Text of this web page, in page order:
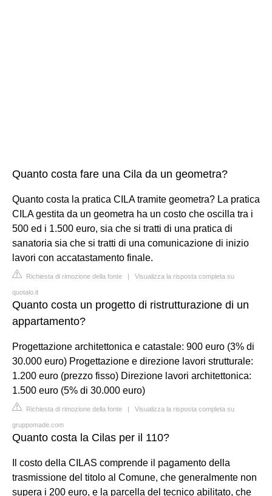
Quanto costa fare una Cila da un geometra?
Quanto costa la pratica CILA tramite geometra? La pratica
CILA gestita da un geometra ha un costo che oscilla tra i
500 ed i 1.500 euro, sia che si tratti di una pratica di
sanatoria sia che si tratti di una comunicazione di inizio
lavori con accatastamento finale.
Richiesta di rimozione della fonte | Visualizza la risposta completa su
quotalo.it
Quanto costa un progetto di ristrutturazione di un
appartamento?
Progettazione architettonica e catastale: 900 euro (3% di
30.000 euro) Progettazione e direzione lavori strutturale:
1.200 euro (prezzo fisso) Direzione lavori architettonica:
1.500 euro (5% di 30.000 euro)
Richiesta di rimozione della fonte | Visualizza la risposta completa su
gruppomade.com
Quanto costa la Cilas per il 110?
Il costo della CILAS comprende il pagamento della
trasmissione del titolo al Comune, che generalmente non
supera i 200 euro, e la parcella del tecnico abilitato, che